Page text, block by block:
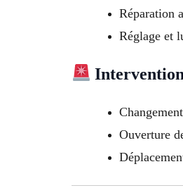
Réparation
Réglage et
Ouverture